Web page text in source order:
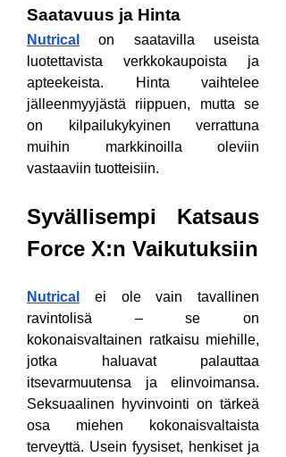
Saatavuus ja Hinta
Nutrical
on saatavilla useista
luotettavista verkkokaupoista ja
apteekeista. Hinta vaihtelee
jälleenmyyjästä riippuen, mutta se
on kilpailukykyinen verrattuna
muihin markkinoilla oleviin
vastaaviin tuotteisiin.
Syvällisempi Katsaus
Force X:n Vaikutuksiin
Nutrical
ei ole vain tavallinen
ravintolisä – se on
kokonaisvaltainen ratkaisu miehille,
jotka haluavat palauttaa
itsevarmuutensa ja elinvoimansa.
Seksuaalinen hyvinvointi on tärkeä
osa miehen kokonaisvaltaista
terveyttä. Usein fyysiset, henkiset ja